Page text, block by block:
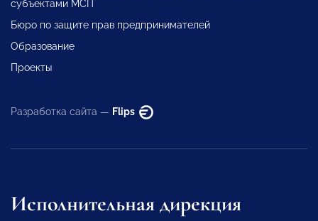
субъектами МСП
Бюро по защите прав предпринимателей
Образование
Проекты
Разработка сайта — Flips
Исполнительная дирекция